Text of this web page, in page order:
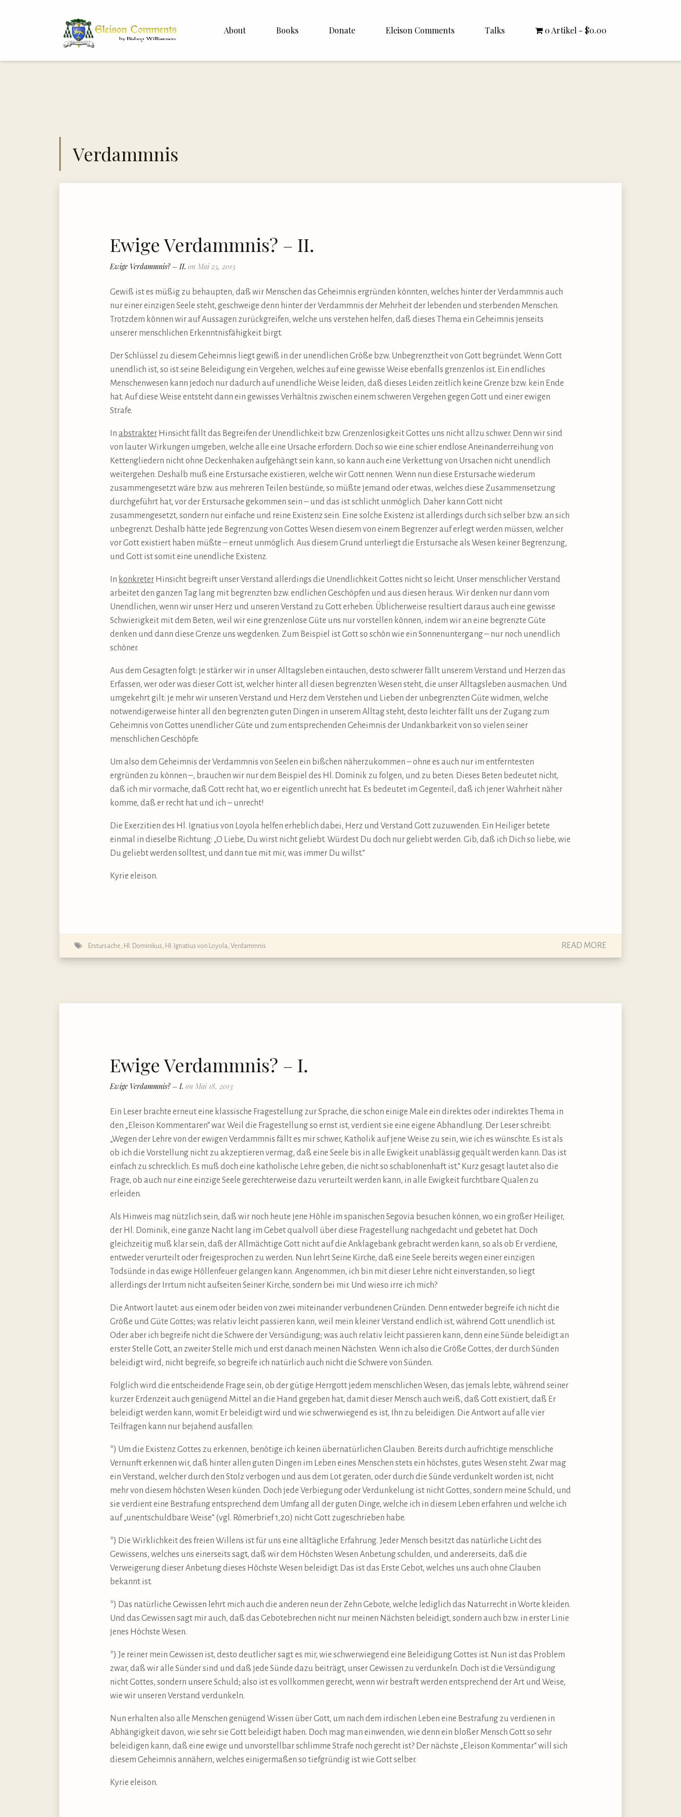
About Books Donate Eleison Comments
Italiano
Talks
Rector Letters
0 Artikel $0.00
Verdammnis
Ewige Verdammnis? – II.
Ewige Verdammnis? – II. on Mai 25, 2013
Gewiß ist es müßig zu behaupten, daß wir Menschen das Geheimnis ergründen könnten, welches hinter der Verdammnis auch
nur einer einzigen Seele steht, geschweige denn hinter der Verdammnis der Mehrheit der lebenden und sterbenden Menschen.
Trotzdem können wir auf Aussagen zurückgreifen, welche uns verstehen helfen, daß dieses Thema ein Geheimnis jenseits
unserer menschlichen Erkenntnisfähigkeit birgt.
Der Schlüssel zu diesem Geheimnis liegt gewiß in der unendlichen Größe bzw. Unbegrenztheit von Gott begründet. Wenn Gott
unendlich ist, so ist seine Beleidigung ein Vergehen, welches auf eine gewisse Weise ebenfalls grenzenlos ist. Ein endliches
Menschenwesen kann jedoch nur dadurch auf unendliche Weise leiden, daß dieses Leiden zeitlich keine Grenze bzw. kein Ende
hat. Auf diese Weise entsteht dann ein gewisses Verhältnis zwischen einem schweren Vergehen gegen Gott und einer ewigen
Strafe.
In abstrakter Hinsicht fällt das Begreifen der Unendlichkeit bzw. Grenzenlosigkeit Gottes uns nicht allzu schwer. Denn wir sind
von lauter Wirkungen umgeben, welche alle eine Ursache erfordern. Doch so wie eine schier endlose Aneinanderreihung von
Kettengliedern nicht ohne Deckenhaken aufgehängt sein kann, so kann auch eine Verkettung von Ursachen nicht unendlich
weitergehen. Deshalb muß eine Erstursache existieren, welche wir Gott nennen. Wenn nun diese Erstursache wiederum
zusammengesetzt wäre bzw. aus mehreren Teilen bestünde, so müßte jemand oder etwas, welches diese Zusammensetzung
durchgeführt hat, vor der Erstursache gekommen sein – und das ist schlicht unmöglich. Daher kann Gott nicht
zusammengesetzt, sondern nur einfache und reine Existenz sein. Eine solche Existenz ist allerdings durch sich selber bzw. an sich
unbegrenzt. Deshalb hätte jede Begrenzung von Gottes Wesen diesem von einem Begrenzer auf erlegt werden müssen, welcher
vor Gott existiert haben müßte – erneut unmöglich. Aus diesem Grund unterliegt die Erstursache als Wesen keiner Begrenzung,
und Gott ist somit eine unendliche Existenz.
In konkreter Hinsicht begreift unser Verstand allerdings die Unendlichkeit Gottes nicht so leicht. Unser menschlicher Verstand
arbeitet den ganzen Tag lang mit begrenzten bzw. endlichen Geschöpfen und aus diesen heraus. Wir denken nur dann vom
Unendlichen, wenn wir unser Herz und unseren Verstand zu Gott erheben. Üblicherweise resultiert daraus auch eine gewisse
Schwierigkeit mit dem Beten, weil wir eine grenzenlose Güte uns nur vorstellen können, indem wir an eine begrenzte Güte
denken und dann diese Grenze uns wegdenken. Zum Beispiel ist Gott so schön wie ein Sonnenuntergang – nur noch unendlich
schöner.
Aus dem Gesagten folgt: je stärker wir in unser Alltagsleben eintauchen, desto schwerer fällt unserem Verstand und Herzen das
Erfassen, wer oder was dieser Gott ist, welcher hinter all diesen begrenzten Wesen steht, die unser Alltagsleben ausmachen. Und
umgekehrt gilt: je mehr wir unseren Verstand und Herz dem Verstehen und Lieben der unbegrenzten Güte widmen, welche
notwendigerweise hinter all den begrenzten guten Dingen in unserem Alltag steht, desto leichter fällt uns der Zugang zum
Geheimnis von Gottes unendlicher Güte und zum entsprechenden Geheimnis der Undankbarkeit von so vielen seiner
menschlichen Geschöpfe.
Um also dem Geheimnis der Verdammnis von Seelen ein bißchen näherzukommen – ohne es auch nur im entferntesten
ergründen zu können –, brauchen wir nur dem Beispiel des Hl. Dominik zu folgen, und zu beten. Dieses Beten bedeutet nicht,
daß ich mir vormache, daß Gott recht hat, wo er eigentlich unrecht hat. Es bedeutet im Gegenteil, daß ich jener Wahrheit näher
komme, daß er recht hat und ich – unrecht!
Die Exerzitien des Hl. Ignatius von Loyola helfen erheblich dabei, Herz und Verstand Gott zuzuwenden. Ein Heiliger betete
einmal in dieselbe Richtung: „O Liebe, Du wirst nicht geliebt. Würdest Du doch nur geliebt werden. Gib, daß ich Dich so liebe, wie
Du geliebt werden solltest, und dann tue mit mir, was immer Du willst.“
Kyrie eleison.
Erstursache Hl. Dominikus Hl. Ignatius von Loyola Verdammnis READ MORE
Ewige Verdammnis? – I.
Ewige Verdammnis? – I. on Mai 18, 2013
Ein Leser brachte erneut eine klassische Fragestellung zur Sprache, die schon einige Male ein direktes oder indirektes Thema in
den „Eleison Kommentaren“ war. Weil die Fragestellung so ernst ist, verdient sie eine eigene Abhandlung. Der Leser schreibt:
„Wegen der Lehre von der ewigen Verdammnis fällt es mir schwer, Katholik auf jene Weise zu sein, wie ich es wünschte. Es ist als
ob ich die Vorstellung nicht zu akzeptieren vermag, daß eine Seele bis in alle Ewigkeit unablässig gequält werden kann. Das ist
einfach zu schrecklich. Es muß doch eine katholische Lehre geben, die nicht so schablonenhaft ist.“ Kurz gesagt lautet also die
Frage, ob auch nur eine einzige Seele gerechterweise dazu verurteilt werden kann, in alle Ewigkeit furchtbare Qualen zu
erleiden.
Als Hinweis mag nützlich sein, daß wir noch heute jene Höhle im spanischen Segovia besuchen können, wo ein großer Heiliger,
der Hl. Dominik, eine ganze Nacht lang im Gebet qualvoll über diese Fragestellung nachgedacht und gebetet hat. Doch
gleichzeitig muß klar sein, daß der Allmächtige Gott nicht auf die Anklagebank gebracht werden kann, so als ob Er verdiene,
entweder verurteilt oder freigesprochen zu werden. Nun lehrt Seine Kirche, daß eine Seele bereits wegen einer einzigen
Todsünde in das ewige Höllenfeuer gelangen kann. Angenommen, ich bin mit dieser Lehre nicht einverstanden, so liegt
allerdings der Irrtum nicht aufseiten Seiner Kirche, sondern bei mir. Und wieso irre ich mich?
Die Antwort lautet: aus einem oder beiden von zwei miteinander verbundenen Gründen. Denn entweder begreife ich nicht die
Größe und Güte Gottes; was relativ leicht passieren kann, weil mein kleiner Verstand endlich ist, während Gott unendlich ist.
Oder aber ich begreife nicht die Schwere der Versündigung; was auch relativ leicht passieren kann, denn eine Sünde beleidigt an
erster Stelle Gott, an zweiter Stelle mich und erst danach meinen Nächsten. Wenn ich also die Größe Gottes, der durch Sünden
beleidigt wird, nicht begreife, so begreife ich natürlich auch nicht die Schwere von Sünden.
Folglich wird die entscheidende Frage sein, ob der gütige Herrgott jedem menschlichen Wesen, das jemals lebte, während seiner
kurzer Erdenzeit auch genügend Mittel an die Hand gegeben hat, damit dieser Mensch auch weiß, daß Gott existiert, daß Er
beleidigt werden kann, womit Er beleidigt wird und wie schwerwiegend es ist, Ihn zu beleidigen. Die Antwort auf alle vier
Teilfragen kann nur bejahend ausfallen:
*) Um die Existenz Gottes zu erkennen, benötige ich keinen übernatürlichen Glauben. Bereits durch aufrichtige menschliche
Vernunft erkennen wir, daß hinter allen guten Dingen im Leben eines Menschen stets ein höchstes, gutes Wesen steht. Zwar mag
ein Verstand, welcher durch den Stolz verbogen und aus dem Lot geraten, oder durch die Sünde verdunkelt worden ist, nicht
mehr von diesem höchsten Wesen künden. Doch jede Verbiegung oder Verdunkelung ist nicht Gottes, sondern meine Schuld, und
sie verdient eine Bestrafung entsprechend dem Umfang all der guten Dinge, welche ich in diesem Leben erfahren und welche ich
auf „unentschuldbare Weise“ (vgl. Römerbrief 1,20) nicht Gott zugeschrieben habe.
*) Die Wirklichkeit des freien Willens ist für uns eine alltägliche Erfahrung. Jeder Mensch besitzt das natürliche Licht des
Gewissens, welches uns einerseits sagt, daß wir dem Höchsten Wesen Anbetung schulden, und andererseits, daß die
Verweigerung dieser Anbetung dieses Höchste Wesen beleidigt. Das ist das Erste Gebot, welches uns auch ohne Glauben
bekannt ist.
*) Das natürliche Gewissen lehrt mich auch die anderen neun der Zehn Gebote, welche lediglich das Naturrecht in Worte kleiden.
Und das Gewissen sagt mir auch, daß das Gebotebrechen nicht nur meinen Nächsten beleidigt, sondern auch bzw. in erster Linie
jenes Höchste Wesen.
*) Je reiner mein Gewissen ist, desto deutlicher sagt es mir, wie schwerwiegend eine Beleidigung Gottes ist. Nun ist das Problem
zwar, daß wir alle Sünder sind und daß jede Sünde dazu beiträgt, unser Gewissen zu verdunkeln. Doch ist die Versündigung
nicht Gottes, sondern unsere Schuld; also ist es vollkommen gerecht, wenn wir bestraft werden entsprechend der Art und Weise,
wie wir unseren Verstand verdunkeln.
Nun erhalten also alle Menschen genügend Wissen über Gott, um nach dem irdischen Leben eine Bestrafung zu verdienen in
Abhängigkeit davon, wie sehr sie Gott beleidigt haben. Doch mag man einwenden, wie denn ein bloßer Mensch Gott so sehr
beleidigen kann, daß eine ewige und unvorstellbar schlimme Strafe noch gerecht ist? Der nächste „Eleison Kommentar“ will sich
diesem Geheimnis annähern, welches einigermaßen so tiefgründig ist wie Gott selber.
Kyrie eleison.